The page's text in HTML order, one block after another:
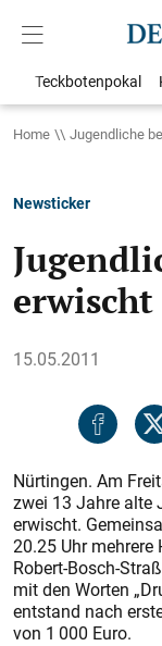
Teckbotenpokal
Home Jugendliche
Newsticker
erwischt
15.05.2011
Nürtingen. Am
zwei 13 Jahre alte
erwischt.
20.25 Uhr
Robert-Bosch-
mit den Worten
entstand nach
von 1 000 Euro.